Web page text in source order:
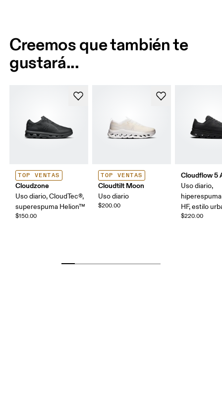
Creemos que también te
gustará...
TOP VENTAS
Cloudzone
Uso diario, CloudTec®,
superespuma Helion™
$150.00
TOP VENTAS
Cloudtilt Moon
Uso diario
$200.00
Cloudflow 5
Uso diario,
HF, estilo
$220.00